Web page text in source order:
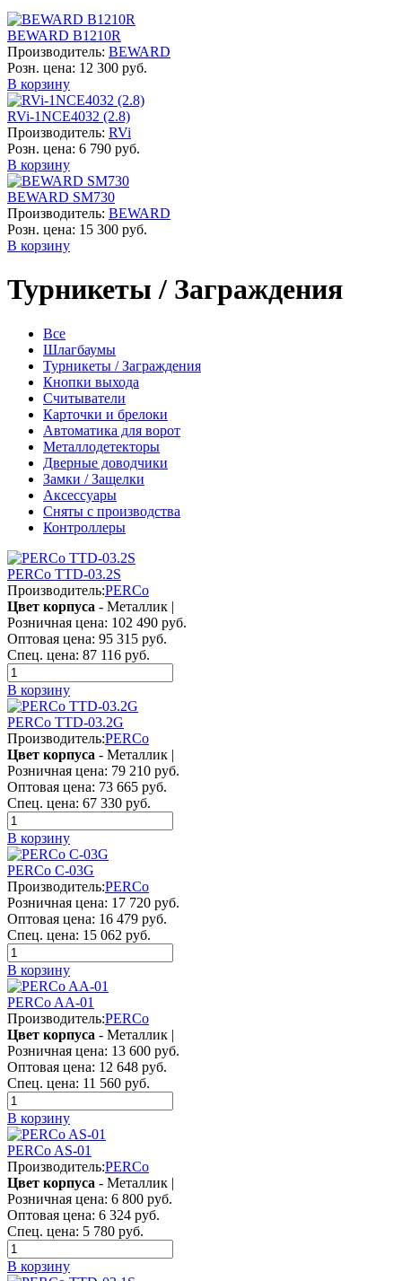
BEWARD B1210R
Производитель: BEWARD
Розн. цена: 12 300 руб.
В корзину
RVi-1NCE4032 (2.8)
Производитель: RVi
Розн. цена: 6 790 руб.
В корзину
BEWARD SM730
Производитель: BEWARD
Розн. цена: 15 300 руб.
В корзину
Турникеты / Заграждения
Все
Шлагбаумы
Турникеты / Заграждения
Кнопки выхода
Считыватели
Карточки и брелоки
Автоматика для ворот
Металлодетекторы
Дверные доводчики
Замки / Защелки
Аксессуары
Сняты с производства
Контроллеры
PERCo TTD-03.2S
Производитель:PERCo
Цвет корпуса - Металлик |
Розничная цена: 102 490 руб.
Оптовая цена: 95 315 руб.
Спец. цена: 87 116 руб.
В корзину
PERCo TTD-03.2G
Производитель:PERCo
Цвет корпуса - Металлик |
Розничная цена: 79 210 руб.
Оптовая цена: 73 665 руб.
Спец. цена: 67 330 руб.
В корзину
PERCo C-03G
Производитель:PERCo
Розничная цена: 17 720 руб.
Оптовая цена: 16 479 руб.
Спец. цена: 15 062 руб.
В корзину
PERCo AA-01
Производитель:PERCo
Цвет корпуса - Металлик |
Розничная цена: 13 600 руб.
Оптовая цена: 12 648 руб.
Спец. цена: 11 560 руб.
В корзину
PERCo AS-01
Производитель:PERCo
Цвет корпуса - Металлик |
Розничная цена: 6 800 руб.
Оптовая цена: 6 324 руб.
Спец. цена: 5 780 руб.
В корзину